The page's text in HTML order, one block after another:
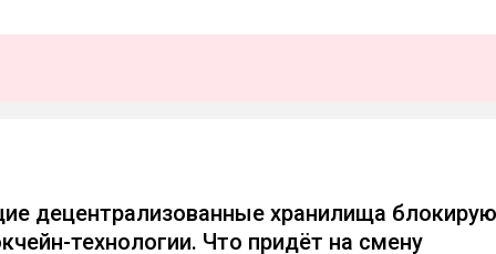
децентрализованные хранилища
технологии. Что придёт на смену